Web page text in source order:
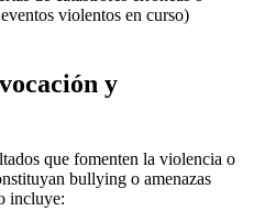
violentos en curso)
y
que fomenten la violencia o
bullying o amenazas
incluye: